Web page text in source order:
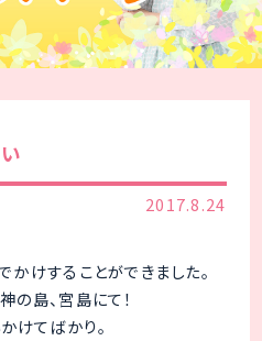
2017.8.24
かけすることができました。
の島、宮島にて！
けてばかり。